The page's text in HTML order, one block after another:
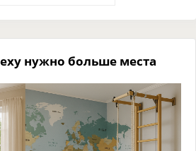
нужно больше места